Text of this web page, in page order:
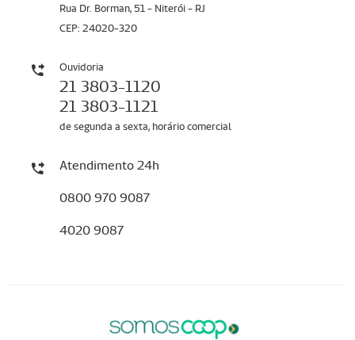
Rua Dr. Borman, 51 - Niterói - RJ
CEP: 24020-320
Ouvidoria
21 3803-1120
21 3803-1121
de segunda a sexta, horário comercial
Atendimento 24h
0800 970 9087
4020 9087